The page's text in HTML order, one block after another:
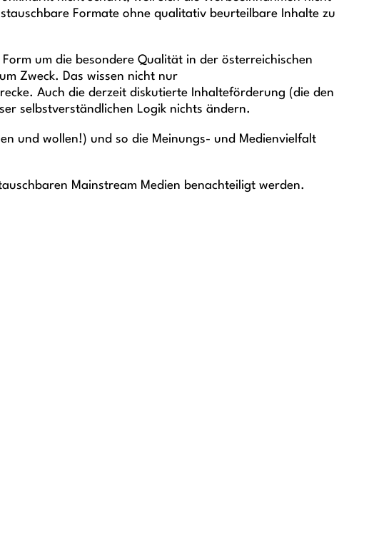
Formate ohne qualitativ beurteilbare Inhalte zu
um die besondere Qualität in der österreichischen
Zweck. Das wissen nicht nur
Auch die derzeit diskutierte Inhalteförderung (die den
selbstverständlichen Logik nichts ändern.
und wollen!) und so die Meinungs- und Medienvielfalt
Mainstream Medien benachteiligt werden.